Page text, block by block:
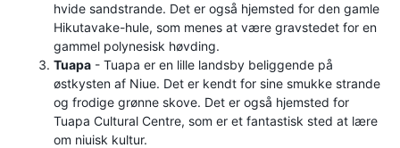
hvide sandstrande. Det er også hjemsted for den gamle
Hikutavake-hule, som menes at være gravstedet for en
gammel polynesisk høvding.
Tuapa - Tuapa er en lille landsby beliggende på
østkysten af ​​Niue. Det er kendt for sine smukke strande
og frodige grønne skove. Det er også hjemsted for
Tuapa Cultural Centre, som er et fantastisk sted at lære
om niuisk kultur.